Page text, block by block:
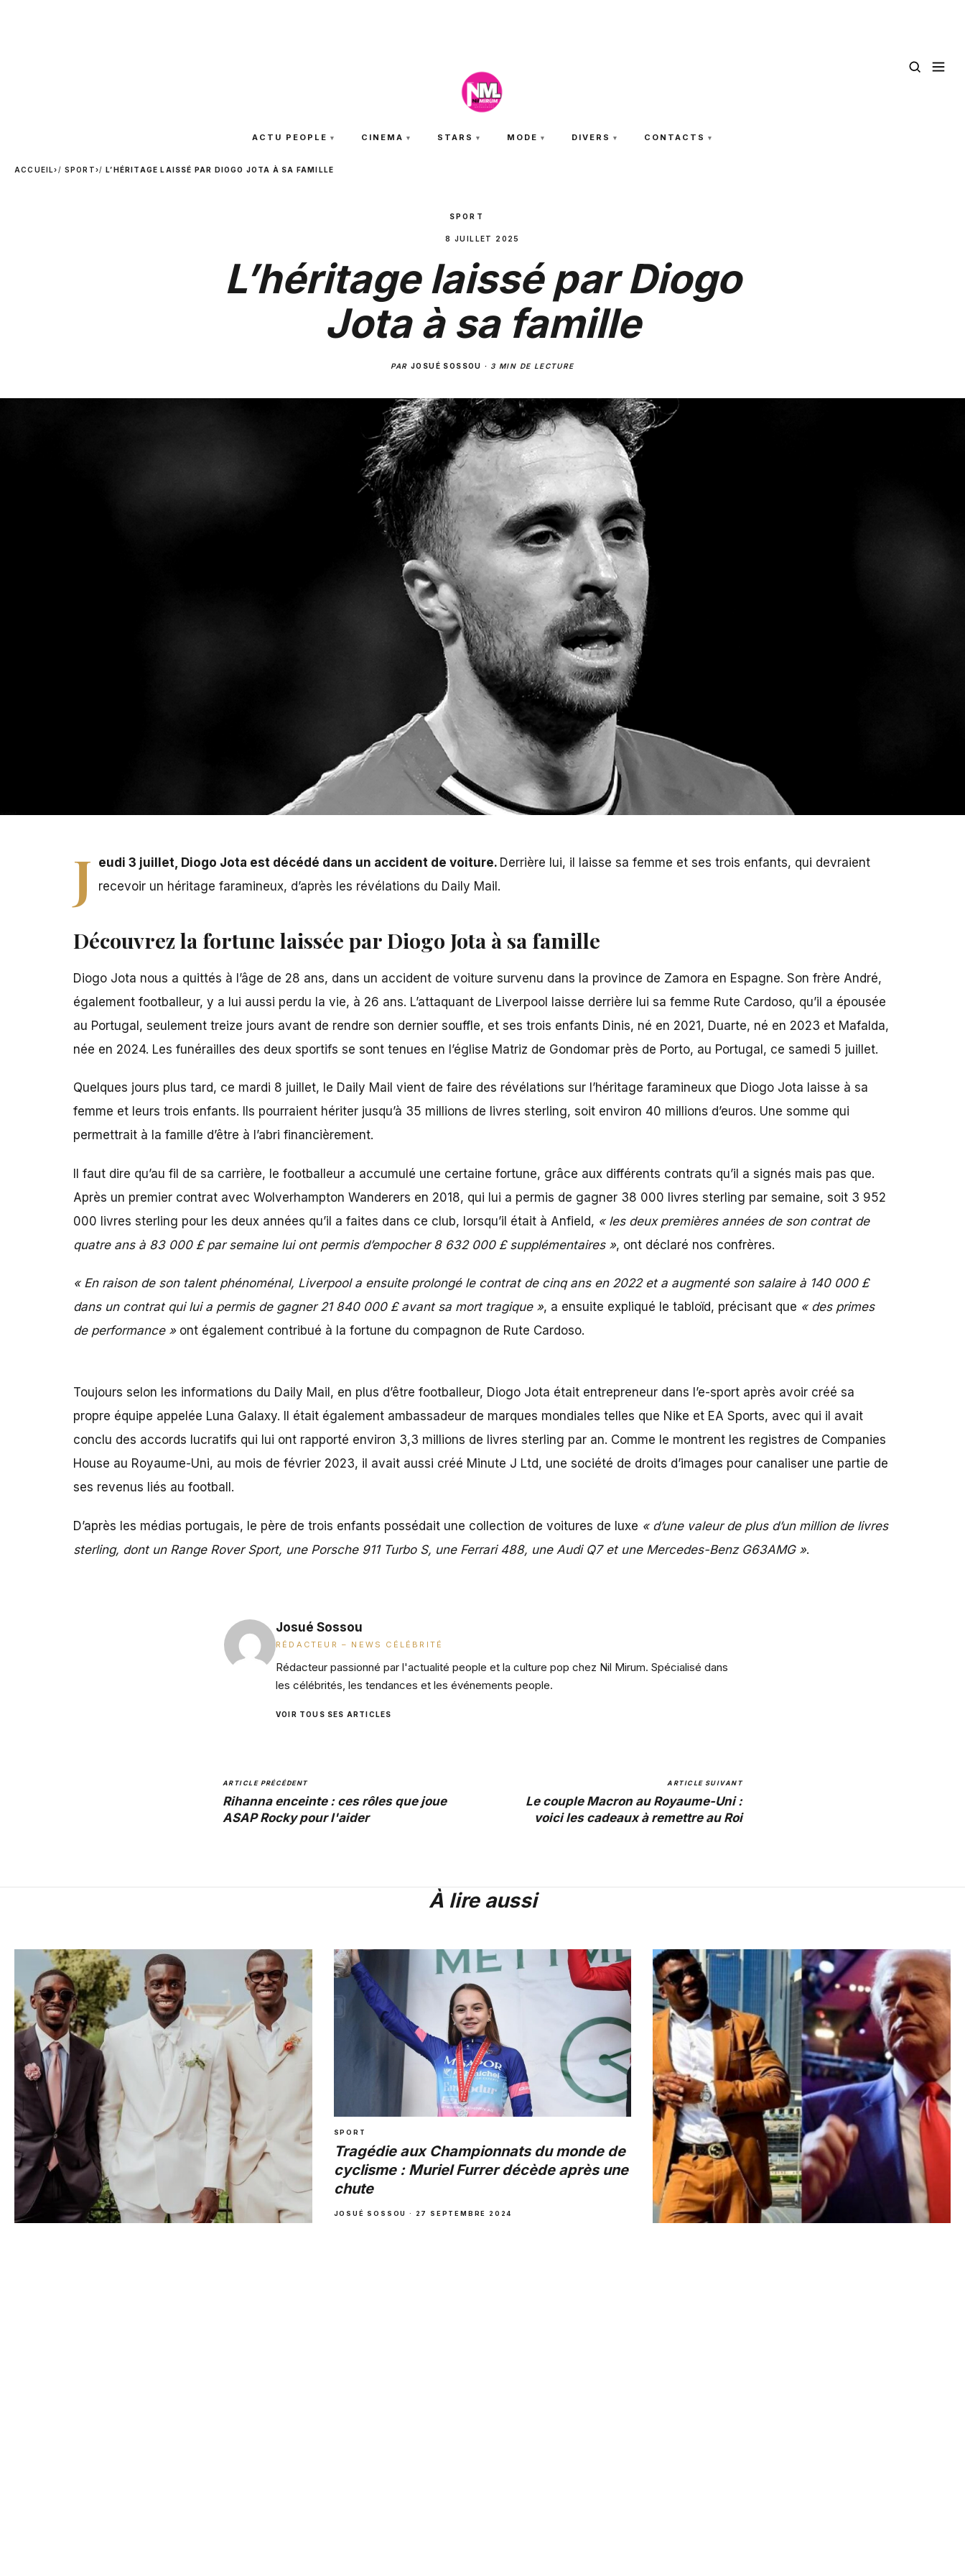
ACTU PEOPLE CINEMA STARS MODE DIVERS CONTACTS
ACCUEIL› SPORT› L’HÉRITAGE LAISSÉ PAR DIOGO JOTA À SA FAMILLE
SPORT
8 JUILLET 2025
L’héritage laissé par Diogo
Jota à sa famille
PARJOSUÉ SOSSOU · 3 MIN DE LECTURE
J eudi 3 juillet, Diogo Jota est décédé dans un accident de voiture. Derrière lui, il laisse sa femme et ses trois enfants, qui devraient
recevoir un héritage faramineux, d’après les révélations du Daily Mail.
Découvrez la fortune laissée par Diogo Jota à sa famille
Diogo Jota nous a quittés à l’âge de 28 ans, dans un accident de voiture survenu dans la province de Zamora en Espagne. Son frère André,
également footballeur, y a lui aussi perdu la vie, à 26 ans. L’attaquant de Liverpool laisse derrière lui sa femme Rute Cardoso, qu’il a épousée
au Portugal, seulement treize jours avant de rendre son dernier souffle, et ses trois enfants Dinis, né en 2021, Duarte, né en 2023 et Mafalda,
née en 2024. Les funérailles des deux sportifs se sont tenues en l’église Matriz de Gondomar près de Porto, au Portugal, ce samedi 5 juillet.
Quelques jours plus tard, ce mardi 8 juillet, le Daily Mail vient de faire des révélations sur l’héritage faramineux que Diogo Jota laisse à sa
femme et leurs trois enfants. Ils pourraient hériter jusqu’à 35 millions de livres sterling, soit environ 40 millions d’euros. Une somme qui
permettrait à la famille d’être à l’abri financièrement.
Il faut dire qu’au fil de sa carrière, le footballeur a accumulé une certaine fortune, grâce aux différents contrats qu’il a signés mais pas que.
Après un premier contrat avec Wolverhampton Wanderers en 2018, qui lui a permis de gagner 38 000 livres sterling par semaine, soit 3 952
000 livres sterling pour les deux années qu’il a faites dans ce club, lorsqu’il était à Anfield, « les deux premières années de son contrat de
quatre ans à 83 000 £ par semaine lui ont permis d’empocher 8 632 000 £ supplémentaires », ont déclaré nos confrères.
« En raison de son talent phénoménal, Liverpool a ensuite prolongé le contrat de cinq ans en 2022 et a augmenté son salaire à 140 000 £
dans un contrat qui lui a permis de gagner 21 840 000 £ avant sa mort tragique », a ensuite expliqué le tabloïd, précisant que « des primes
de performance »ont également contribué à la fortune du compagnon de Rute Cardoso.
Toujours selon les informations du Daily Mail, en plus d’être footballeur, Diogo Jota était entrepreneur dans l’e-sport après avoir créé sa
propre équipe appelée Luna Galaxy. Il était également ambassadeur de marques mondiales telles que Nike et EA Sports, avec qui il avait
conclu des accords lucratifs qui lui ont rapporté environ 3,3 millions de livres sterling par an. Comme le montrent les registres de Companies
House au Royaume-Uni, au mois de février 2023, il avait aussi créé Minute J Ltd, une société de droits d’images pour canaliser une partie de
ses revenus liés au football.
D’après les médias portugais, le père de trois enfants possédait une collection de voitures de luxe « d’une valeur de plus d’un million de livres
sterling, dont un Range Rover Sport, une Porsche 911 Turbo S, une Ferrari 488, une Audi Q7 et une Mercedes-Benz G63AMG ».
Josué Sossou
RÉDACTEUR – NEWS CÉLÉBRITÉ
Rédacteur passionné par l'actualité people et la culture pop chez Nil Mirum. Spécialisé dans
les célébrités, les tendances et les événements people.
VOIR TOUS SES ARTICLES
ARTICLE PRÉCÉDENT
Rihanna enceinte : ces rôles que joue
ASAP Rocky pour l'aider
ARTICLE SUIVANT
Le couple Macron au Royaume-Uni :
voici les cadeaux à remettre au Roi
À lire aussi
SPORT
Tragédie aux Championnats du monde de
cyclisme : Muriel Furrer décède après une
chute
JOSUÉ SOSSOU · 27 SEPTEMBRE 2024